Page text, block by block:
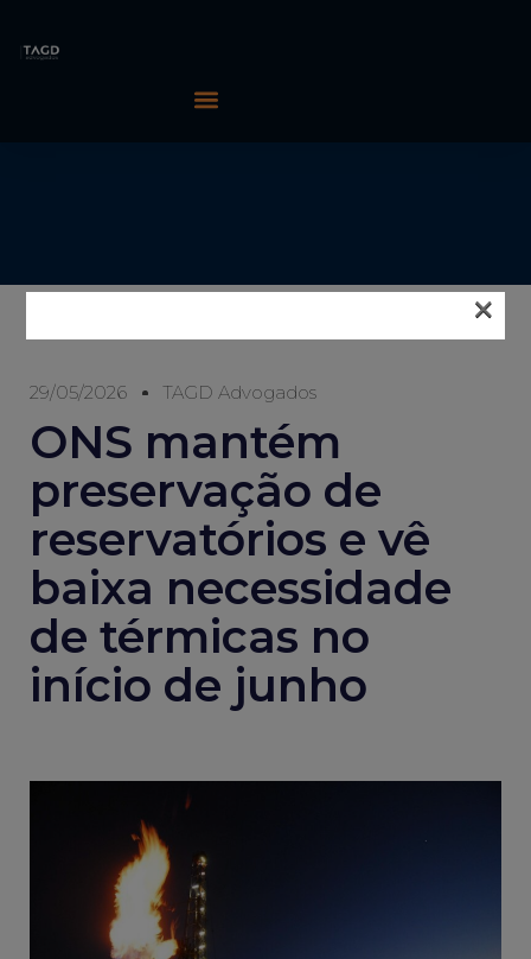
29/05/2026 TAGD Advogados
ONS mantém
preservação de
reservatórios e vê
baixa necessidade
de térmicas no
início de junho
×